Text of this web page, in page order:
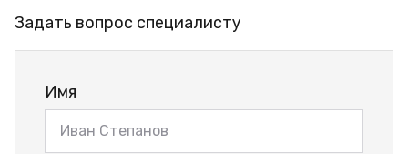
Задать вопрос специалисту
Имя